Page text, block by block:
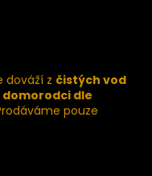
dováží z čistých vod
dle
pouze